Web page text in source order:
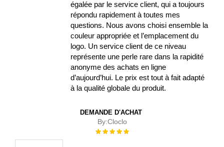
égalée par le service client, qui a toujours
répondu rapidement à toutes mes
questions. Nous avons choisi ensemble la
couleur appropriée et l’emplacement du
logo. Un service client de ce niveau
représente une perle rare dans la rapidité
anonyme des achats en ligne
d’aujourd’hui. Le prix est tout à fait adapté
à la qualité globale du produit.
DEMANDE D'ACHAT
By:Cloclo
Évaluation :